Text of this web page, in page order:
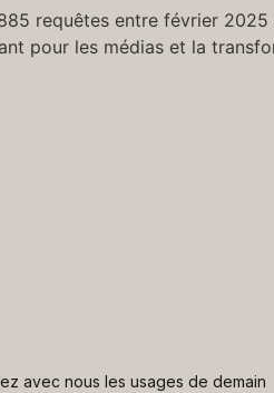
requêtes entre février
pour les médias et la
avec nous les usages de demain